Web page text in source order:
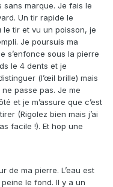
marque. Je fais le
Un tir rapide le
tir et vu un poisson, je
Je poursuis ma
s’enfonce sous la pierre
le 4 dents et je
(l’œil brille) mais
passe pas. Je me
et je m’assure que c’est
(Rigolez bien mais j’ai
facile !). Et hop une
de ma pierre. L’eau est
le fond. Il y a un